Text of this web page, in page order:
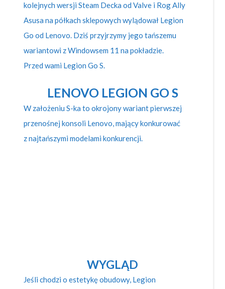
kolejnych wersji Steam Decka od Valve i Rog Ally
Asusa na półkach sklepowych wylądował Legion
Go od Lenovo. Dziś przyjrzymy jego tańszemu
wariantowi z Windowsem 11 na pokładzie.
Przed wami Legion Go S.
LENOVO LEGION GO S
W założeniu S-ka to okrojony wariant pierwszej
przenośnej konsoli Lenovo, mający konkurować
z najtańszymi modelami konkurencji.
WYGLĄD
Jeśli chodzi o estetykę obudowy, Legion